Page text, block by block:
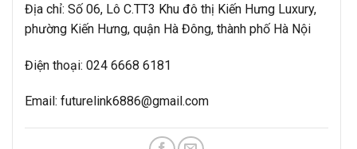
Địa chỉ: Số 06, Lô C.TT3 Khu đô thị Kiến Hưng Luxury,
phường Kiến Hưng, quận Hà Đông, thành phố Hà Nội
Điện thoại: 024 6668 6181
Email: futurelink6886@gmail.com